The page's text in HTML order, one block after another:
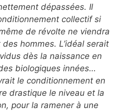
dépassées. Il
collectif si
de révolte ne viendra
des hommes. L’idéal serait
dès la naissance en
biologiques innées…
le conditionnement en
drastique le niveau et la
pour la ramener à une